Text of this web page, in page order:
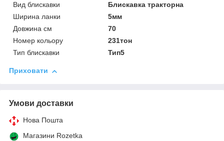
Вид блискавки
Блискавка тракторна
Ширина ланки
5мм
Довжина см
70
Номер кольору
231тон
Тип блискавки
Тип5
Приховати
Умови доставки
Нова Пошта
Магазини Rozetka